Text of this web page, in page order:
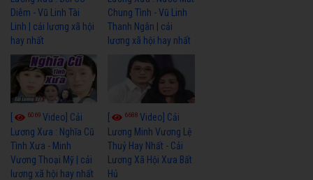
Diễm - Vũ Linh Tài
Linh | cải lương xã hội
hay nhất
Chung Tình - Vũ Linh
Thanh Ngân | cải
lương xã hội hay nhất
6069 Video] Cải
Lương Xưa : Nghĩa Cũ
Tình Xưa - Minh
Vương Thoại Mỹ | cải
lương xã hội hay nhất
6688Video] Cải
Lương Minh Vương Lệ
Thuỷ Hay Nhất - Cải
Lương Xã Hội Xưa Bất
Hủ